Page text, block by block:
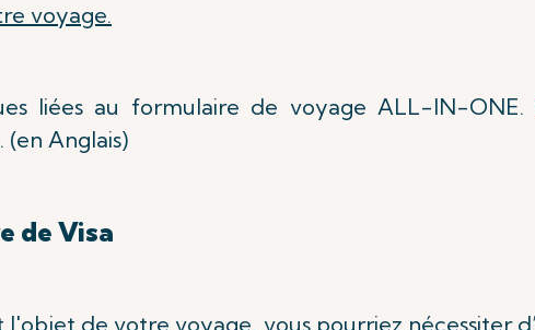
voyage.
liées au formulaire de voyage ALL-IN-ONE.
. (en Anglais)
de Visa
de votre voyage, vous pourriez nécessiter